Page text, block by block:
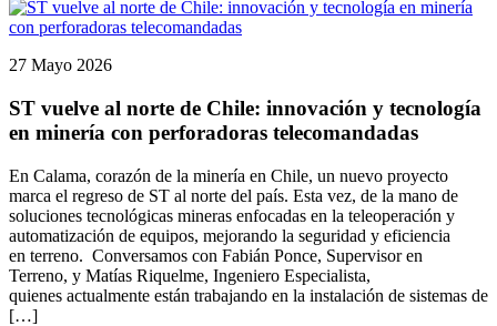
27 Mayo 2026
ST vuelve al norte de Chile: innovación y tecnología
en minería con perforadoras telecomandadas
En Calama, corazón de la minería en Chile, un nuevo proyecto
marca el regreso de ST al norte del país. Esta vez, de la mano de
soluciones tecnológicas mineras enfocadas en la teleoperación y
automatización de equipos, mejorando la seguridad y eficiencia
en terreno. Conversamos con Fabián Ponce, Supervisor en
Terreno, y Matías Riquelme, Ingeniero Especialista,
quienes actualmente están trabajando en la instalación de sistemas de
[…]